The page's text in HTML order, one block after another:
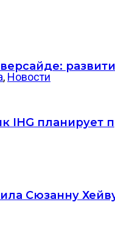
, Новости
IHG планирует
Сюзанну